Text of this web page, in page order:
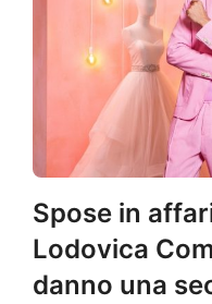
Spose in
Lodovica
danno una